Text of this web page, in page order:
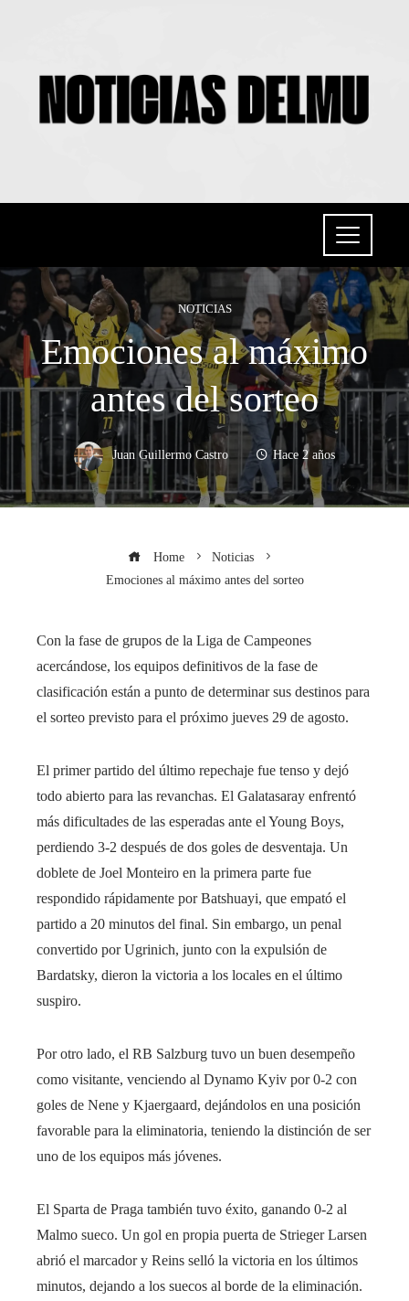
NOTICIAS
Emociones al máximo
antes del sorteo
Juan Guillermo Castro Hace 2 años
Home
Noticias
Emociones al máximo antes del sorteo
Con la fase de grupos de la Liga de Campeones
acercándose, los equipos definitivos de la fase de
clasificación están a punto de determinar sus destinos para
el sorteo previsto para el próximo jueves 29 de agosto.
El primer partido del último repechaje fue tenso y dejó
todo abierto para las revanchas. El Galatasaray enfrentó
más dificultades de las esperadas ante el Young Boys,
perdiendo 3-2 después de dos goles de desventaja. Un
doblete de Joel Monteiro en la primera parte fue
respondido rápidamente por Batshuayi, que empató el
partido a 20 minutos del final. Sin embargo, un penal
convertido por Ugrinich, junto con la expulsión de
Bardatsky, dieron la victoria a los locales en el último
suspiro.
Por otro lado, el RB Salzburg tuvo un buen desempeño
como visitante, venciendo al Dynamo Kyiv por 0-2 con
goles de Nene y Kjaergaard, dejándolos en una posición
favorable para la eliminatoria, teniendo la distinción de ser
uno de los equipos más jóvenes.
El Sparta de Praga también tuvo éxito, ganando 0-2 al
Malmo sueco. Un gol en propia puerta de Strieger Larsen
abrió el marcador y Reins selló la victoria en los últimos
minutos, dejando a los suecos al borde de la eliminación.